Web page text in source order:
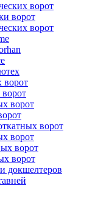
ворот
ворот
ворот
ворот
ворот
ворот
ворот
ворот
ворот
докшелтеров